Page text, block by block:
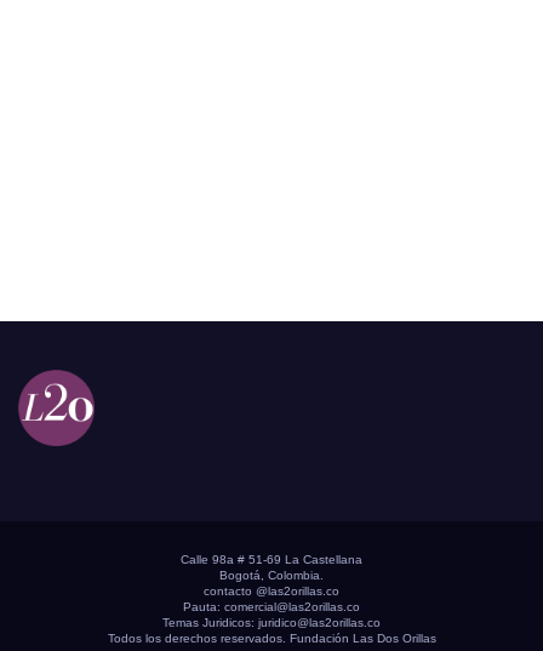
Calle 98a # 51-69 La Castellana
Bogotá, Colombia.
contacto @las2orillas.co
Pauta: comercial@las2orillas.co
Temas Juridicos: juridico@las2orillas.co
Todos los derechos reservados. Fundación Las Dos Orillas